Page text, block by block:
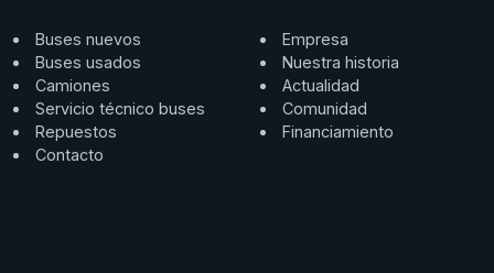
Buses nuevos
Buses usados
Camiones
Servicio técnico buses
Repuestos
Contacto
Empresa
Nuestra historia
Actualidad
Comunidad
Financiamiento